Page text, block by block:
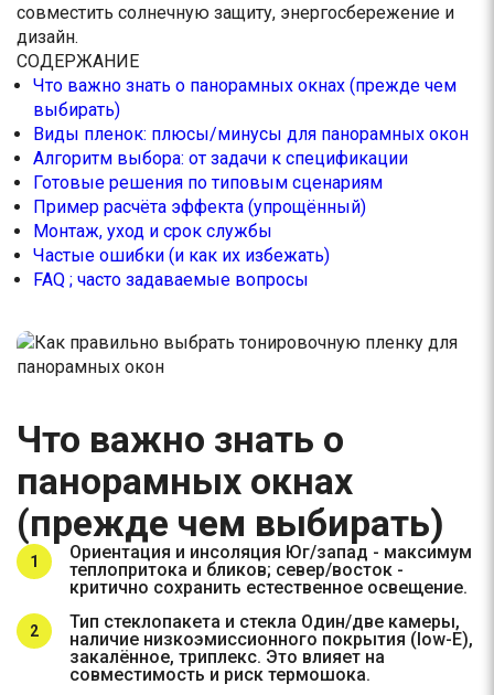
совместить солнечную защиту, энергосбережение и
дизайн.
СОДЕРЖАНИЕ
Что важно знать о панорамных окнах (прежде чем
выбирать)
Виды пленок: плюсы/минусы для панорамных окон
Алгоритм выбора: от задачи к спецификации
Готовые решения по типовым сценариям
Пример расчёта эффекта (упрощённый)
Монтаж, уход и срок службы
Частые ошибки (и как их избежать)
FAQ ; часто задаваемые вопросы
Что важно знать о
панорамных окнах
(прежде чем выбирать)
Ориентация и инсоляция Юг/запад - максимум
теплопритока и бликов; север/восток -
критично сохранить естественное освещение.
Тип стеклопакета и стекла Один/две камеры,
наличие низкоэмиссионного покрытия (low-E),
закалённое, триплекс. Это влияет на
совместимость и риск термошока.